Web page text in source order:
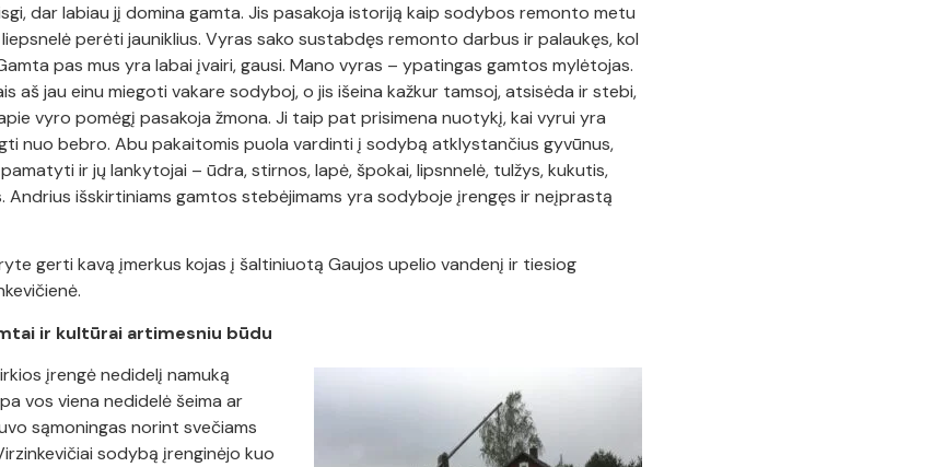
dar labiau jį domina gamta. Jis pasakoja istoriją kaip sodybos remonto metu
perėti jauniklius. Vyras sako sustabdęs remonto darbus ir palaukęs, kol
pas mus yra labai įvairi, gausi. Mano vyras – ypatingas gamtos mylėtojas.
aš jau einu miegoti vakare sodyboj, o jis išeina kažkur tamsoj, atsisėda ir stebi,
vyro pomėgį pasakoja žmona. Ji taip pat prisimena nuotykį, kai vyrui yra
nuo bebro. Abu pakaitomis puola vardinti į sodybą atklystančius gyvūnus,
ir jų lankytojai – ūdra, stirnos, lapė, špokai, lipsnnelė, tulžys, kukutis,
Andrius išskirtiniams gamtos stebėjimams yra sodyboje įrengęs ir neįprastą
gerti kavą įmerkus kojas į šaltiniuotą Gaujos upelio vandenį ir tiesiog
ir kultūrai artimesniu būdu
įrengė nedidelį namuką
vos viena nedidelė šeima ar
sąmoningas norint svečiams
sodybą įrenginėjo kuo